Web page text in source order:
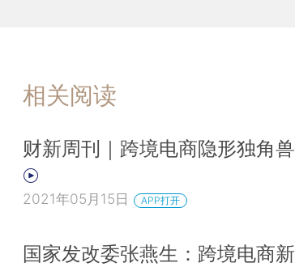
相关阅读
财新周刊｜跨境电商隐形独角兽
2021年05月15日 APP打开
国家发改委张燕生：跨境电商新